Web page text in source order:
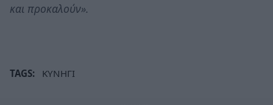
και προκαλούν».
TAGS: ΚΥΝΗΓΙ